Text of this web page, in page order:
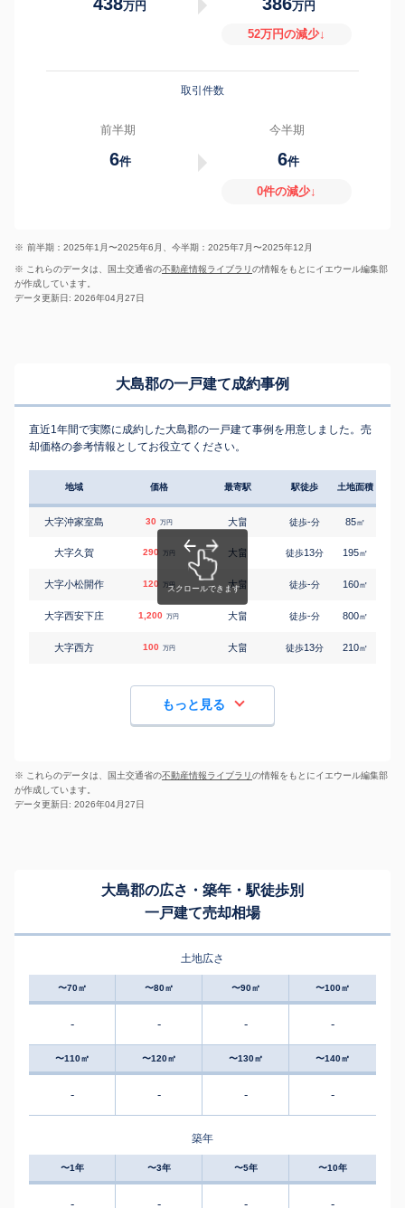
万円 万円
52万円の減少↓
取引件数
前半期
6件
今半期
6件
0件の減少↓
※ 前半期：2025年1月〜2025年6月、今半期：2025年7月〜2025年12月
※ これらのデータは、国土交通省の不動産情報ライブラリの情報をもとにイエウール編集部
が作成しています。
データ更新日: 2026年04月27日
大島郡の一戸建て成約事例
直近1年間で実際に成約した大島郡の一戸建て事例を用意しました。売
却価格の参考情報としてお役立てください。
地域 価格 最寄駅 駅徒歩 土地面積
大字沖家室島 30 万円 大畠 徒歩-分 85㎡
大字久賀 290 万円 大畠 徒歩13分 195㎡
大字小松開作 120 万円 大畠 徒歩-分 160㎡
大字西安下庄 1,200 万円 大畠 徒歩-分 800㎡
大字西方 100 万円 大畠 徒歩13分 210㎡
もっと見る
※ これらのデータは、国土交通省の不動産情報ライブラリの情報をもとにイエウール編集部
が作成しています。
データ更新日: 2026年04月27日
大島郡の広さ・築年・駅徒歩別
一戸建て売却相場
土地広さ
〜70㎡ 〜80㎡ 〜90㎡ 〜100㎡
- - - -
〜110㎡ 〜120㎡ 〜130㎡ 〜140㎡
- - - -
築年
〜1年 〜3年 〜5年 〜10年
- - - -